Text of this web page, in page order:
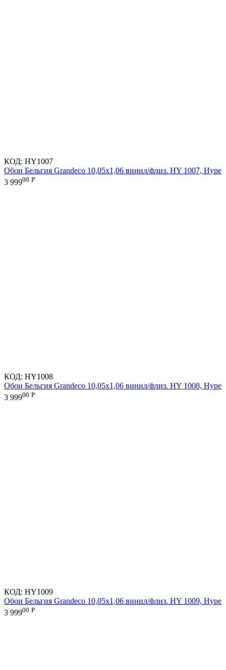
КОД: HY1007
Обои Бельгия Grandeco 10,05х1,06 винил/флиз. HY 1007, Hype
3 99900 Р
КОД: HY1008
Обои Бельгия Grandeco 10,05х1,06 винил/флиз. HY 1008, Hype
3 99900 Р
КОД: HY1009
Обои Бельгия Grandeco 10,05х1,06 винил/флиз. HY 1009, Hype
3 99900 Р